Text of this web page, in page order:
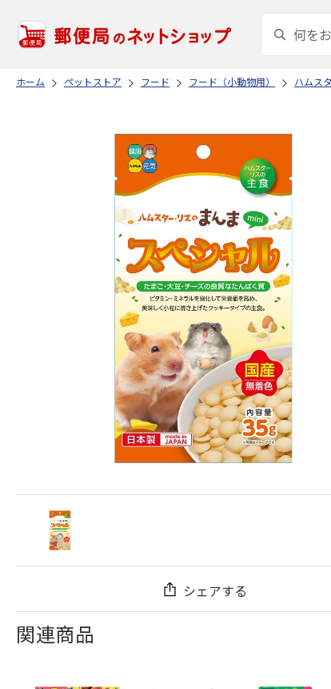
ホーム ペットストア フード フード（小動物用） ハムス
シェアする
関連商品